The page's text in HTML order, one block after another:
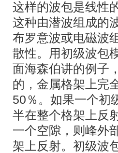
这样的波包是线性
这种由潜波组成的
布罗意波或电磁波
散性。用初级波包
面海森伯讲的例子
的，金属格架上完
50％。如果一个初
半在整个格架上反
一个空隙，则峰外
架上反射。初级波